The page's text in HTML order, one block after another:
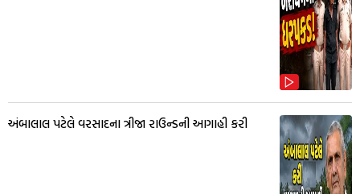
અંબાલાલ પટેલે વરસાદના ત્રીજા રાઉન્ડની આગાહી કરી